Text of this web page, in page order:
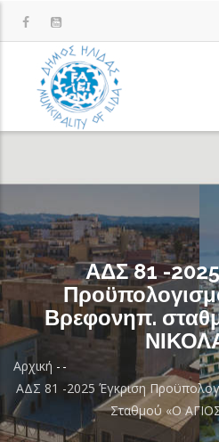
προς
περιεχόμενο
ΑΔΣ 81 -
Βρεφονηπ.
Breadcrumb
Αρχική - -
ΑΔΣ 81 -2025 Έγκριση
Σταθμού «Ο